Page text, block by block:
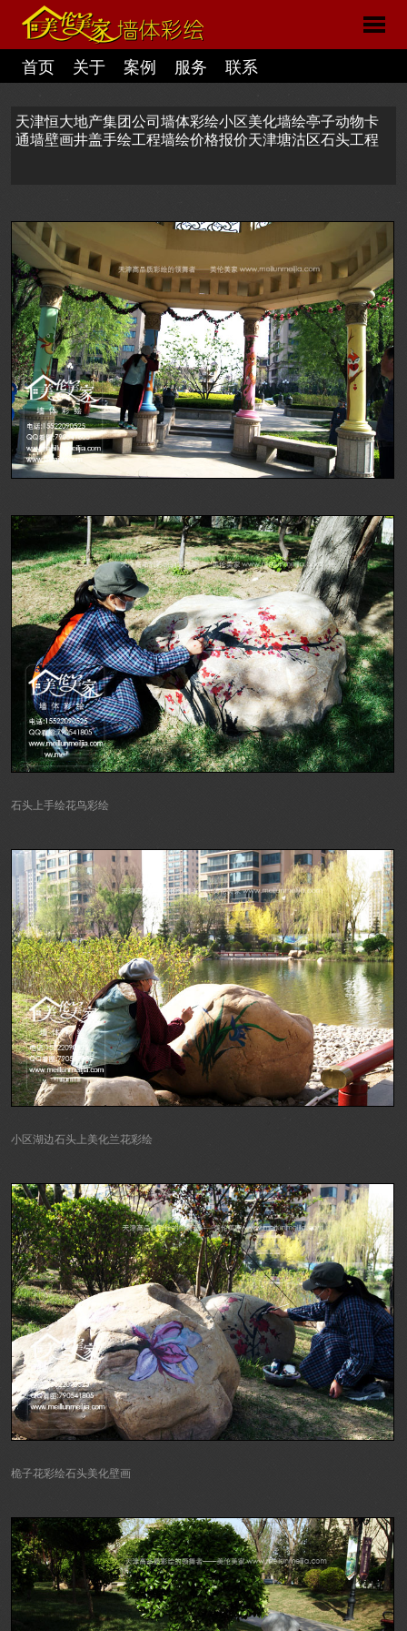
首页 关于 案例 服务 联系
天津恒大地产集团公司墙体彩绘小区美化墙绘亭子动物卡
通墙壁画井盖手绘工程墙绘价格报价天津塘沽区石头工程
石头上手绘花鸟彩绘
小区湖边石头上美化兰花彩绘
桅子花彩绘石头美化壁画